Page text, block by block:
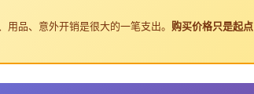
品、意外开销是很大的一笔支出。 购买价格只是起点